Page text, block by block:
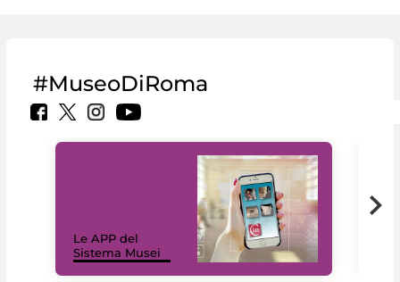
#MuseoDiRoma
Le APP del
Sistema Musei